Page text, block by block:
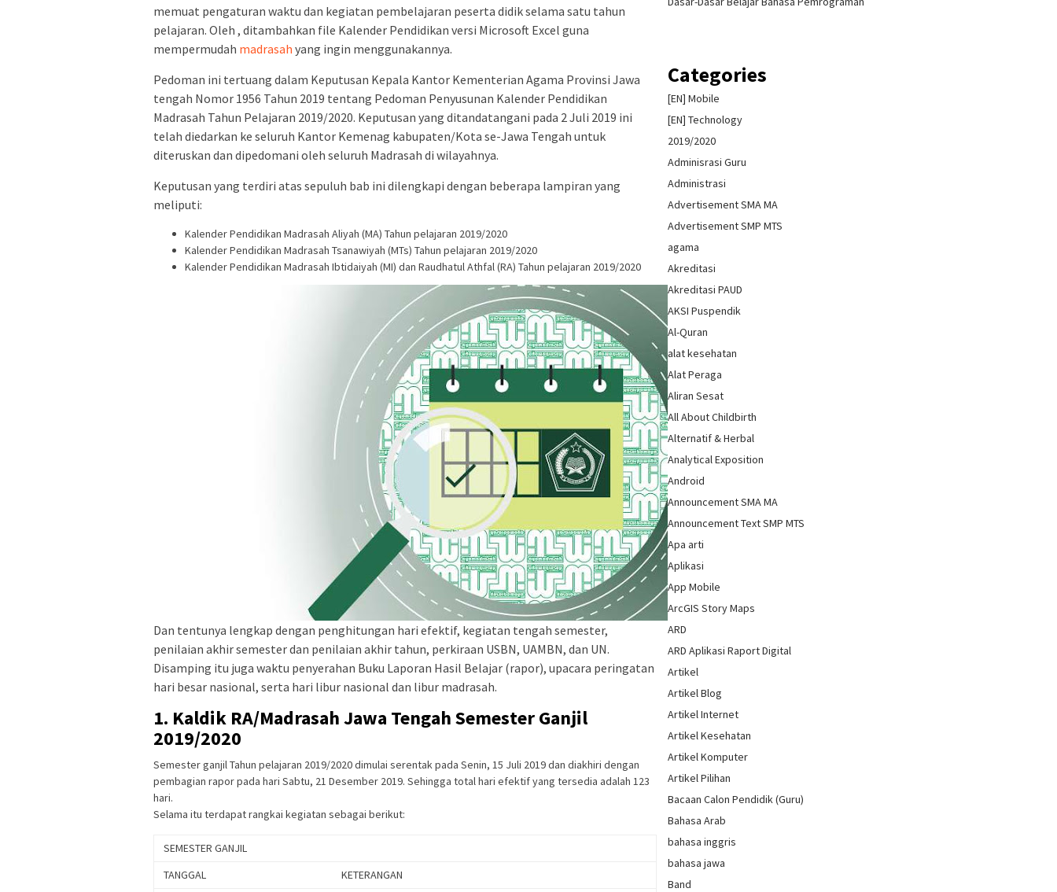
memuat pengaturan waktu dan kegiatan pembelajaran peserta didik selama satu tahun
pelajaran. Oleh , ditambahkan file Kalender Pendidikan versi Microsoft Excel guna
mempermudah madrasah yang ingin menggunakannya.
Pedoman ini tertuang dalam Keputusan Kepala Kantor Kementerian Agama Provinsi Jawa
tengah Nomor 1956 Tahun 2019 tentang Pedoman Penyusunan Kalender Pendidikan
Madrasah Tahun Pelajaran 2019/2020. Keputusan yang ditandatangani pada 2 Juli 2019 ini
telah diedarkan ke seluruh Kantor Kemenag kabupaten/Kota se-Jawa Tengah untuk
diteruskan dan dipedomani oleh seluruh Madrasah di wilayahnya.
Keputusan yang terdiri atas sepuluh bab ini dilengkapi dengan beberapa lampiran yang
meliputi:
Kalender Pendidikan Madrasah Aliyah (MA) Tahun pelajaran 2019/2020
Kalender Pendidikan Madrasah Tsanawiyah (MTs) Tahun pelajaran 2019/2020
Kalender Pendidikan Madrasah Ibtidaiyah (MI) dan Raudhatul Athfal (RA) Tahun pelajaran 2019/2020
Dan tentunya lengkap dengan penghitungan hari efektif, kegiatan tengah semester,
penilaian akhir semester dan penilaian akhir tahun, perkiraan USBN, UAMBN, dan UN.
Disamping itu juga waktu penyerahan Buku Laporan Hasil Belajar (rapor), upacara peringatan
hari besar nasional, serta hari libur nasional dan libur madrasah.
1. Kaldik RA/Madrasah Jawa Tengah Semester Ganjil
2019/2020
Semester ganjil Tahun pelajaran 2019/2020 dimulai serentak pada Senin, 15 Juli 2019 dan diakhiri dengan
pembagian rapor pada hari Sabtu, 21 Desember 2019. Sehingga total hari efektif yang tersedia adalah 123
hari.
Selama itu terdapat rangkai kegiatan sebagai berikut:
SEMESTER GANJIL
TANGGAL
KETERANGAN
Categories
[EN] Mobile
[EN] Technology
2019/2020
Adminisrasi Guru
Administrasi
Advertisement SMA MA
Advertisement SMP MTS
agama
Akreditasi
Akreditasi PAUD
AKSI Puspendik
Al-Quran
alat kesehatan
Alat Peraga
Aliran Sesat
All About Childbirth
Alternatif & Herbal
Analytical Exposition
Android
Announcement SMA MA
Announcement Text SMP MTS
Apa arti
Aplikasi
App Mobile
ArcGIS Story Maps
ARD
ARD Aplikasi Raport Digital
Artikel
Artikel Blog
Artikel Internet
Artikel Kesehatan
Artikel Komputer
Artikel Pilihan
Bacaan Calon Pendidik (Guru)
Bahasa Arab
bahasa inggris
bahasa jawa
Band